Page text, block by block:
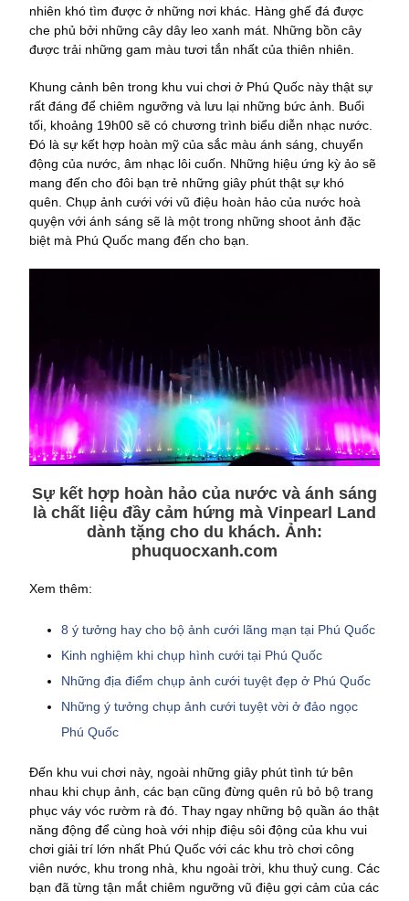
nhiên khó tìm được ở những nơi khác. Hàng ghế đá được
che phủ bởi những cây dây leo xanh mát. Những bồn cây
được trải những gam màu tươi tắn nhất của thiên nhiên.
Khung cảnh bên trong khu vui chơi ở Phú Quốc này thật sự
rất đáng để chiêm ngưỡng và lưu lại những bức ảnh. Buổi
tối, khoảng 19h00 sẽ có chương trình biểu diễn nhạc nước.
Đó là sự kết hợp hoàn mỹ của sắc màu ánh sáng, chuyển
động của nước, âm nhạc lôi cuốn. Những hiệu ứng kỳ ảo sẽ
mang đến cho đôi bạn trẻ những giây phút thật sự khó
quên. Chụp ảnh cưới với vũ điệu hoàn hảo của nước hoà
quyện với ánh sáng sẽ là một trong những shoot ảnh đặc
biệt mà Phú Quốc mang đến cho bạn.
Sự kết hợp hoàn hảo của nước và ánh sáng
là chất liệu đầy cảm hứng mà Vinpearl Land
dành tặng cho du khách. Ảnh:
phuquocxanh.com
Xem thêm:
8 ý tưởng hay cho bộ ảnh cưới lãng mạn tại Phú Quốc
Kinh nghiệm khi chụp hình cưới tại Phú Quốc
Những địa điểm chụp ảnh cưới tuyệt đẹp ở Phú Quốc
Những ý tưởng chụp ảnh cưới tuyệt vời ở đảo ngọc
Phú Quốc
Đến khu vui chơi này, ngoài những giây phút tình tứ bên
nhau khi chụp ảnh, các bạn cũng đừng quên rủ bỏ bộ trang
phục váy vóc rườm rà đó. Thay ngay những bộ quần áo thật
năng động để cùng hoà với nhịp điệu sôi động của khu vui
chơi giải trí lớn nhất Phú Quốc với các khu trò chơi công
viên nước, khu trong nhà, khu ngoài trời, khu thuỷ cung. Các
bạn đã từng tận mắt chiêm ngưỡng vũ điệu gợi cảm của các